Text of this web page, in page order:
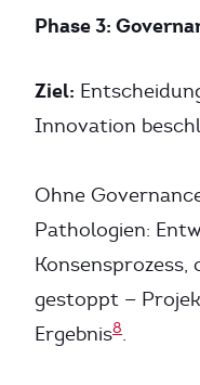
Phase 3:
Ziel:
Innovation
Ohne
Pathologien:
gestoppt —
Ergebnis8.